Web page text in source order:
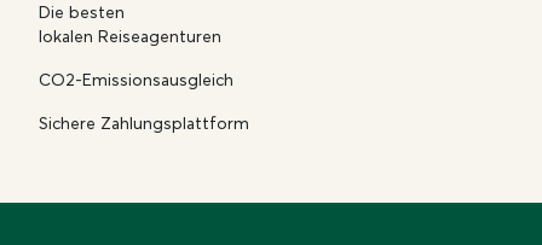
Die besten
lokalen Reiseagenturen
CO2-Emissionsausgleich
Sichere Zahlungsplattform